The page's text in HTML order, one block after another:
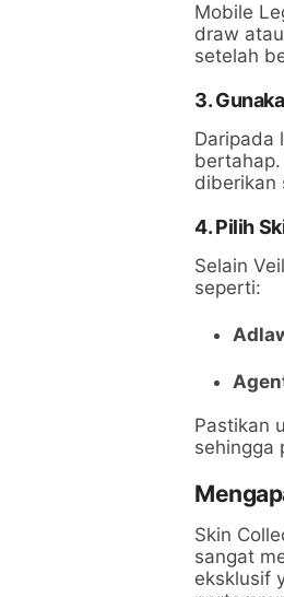
Mobile
draw
setelah
3.
Daripada
diberikan
4. Pilih
Selain
seperti:
Pastikan
sehingga
Skin
sangat
eksklusif